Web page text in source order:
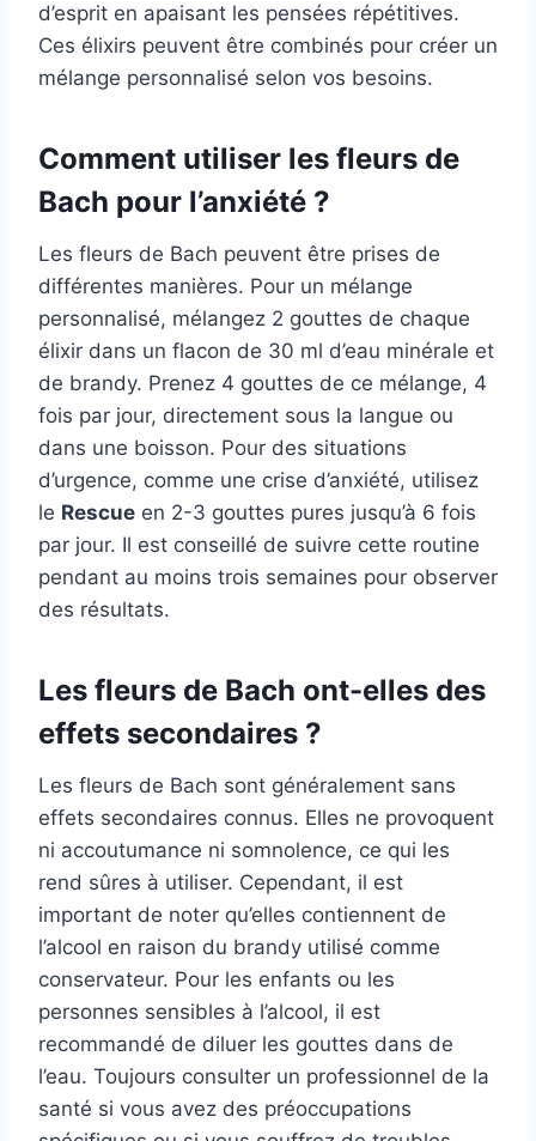
d’esprit en apaisant les pensées répétitives.
Ces élixirs peuvent être combinés pour créer un
mélange personnalisé selon vos besoins.
Comment utiliser les fleurs de
Bach pour l’anxiété ?
Les fleurs de Bach peuvent être prises de
différentes manières. Pour un mélange
personnalisé, mélangez 2 gouttes de chaque
élixir dans un flacon de 30 ml d’eau minérale et
de brandy. Prenez 4 gouttes de ce mélange, 4
fois par jour, directement sous la langue ou
dans une boisson. Pour des situations
d’urgence, comme une crise d’anxiété, utilisez
le Rescue en 2-3 gouttes pures jusqu’à 6 fois
par jour. Il est conseillé de suivre cette routine
pendant au moins trois semaines pour observer
des résultats.
Les fleurs de Bach ont-elles des
effets secondaires ?
Les fleurs de Bach sont généralement sans
effets secondaires connus. Elles ne provoquent
ni accoutumance ni somnolence, ce qui les
rend sûres à utiliser. Cependant, il est
important de noter qu’elles contiennent de
l’alcool en raison du brandy utilisé comme
conservateur. Pour les enfants ou les
personnes sensibles à l’alcool, il est
recommandé de diluer les gouttes dans de
l’eau. Toujours consulter un professionnel de la
santé si vous avez des préoccupations